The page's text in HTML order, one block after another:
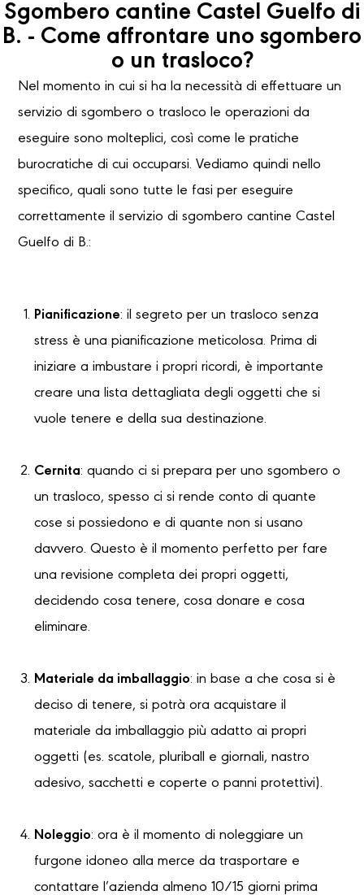
Sgombero cantine Castel Guelfo di
B. - Come affrontare uno sgombero
o un trasloco?
Nel momento in cui si ha la necessità di effettuare un
servizio di sgombero o trasloco le operazioni da
eseguire sono molteplici, così come le pratiche
burocratiche di cui occuparsi. Vediamo quindi nello
specifico, quali sono tutte le fasi per eseguire
correttamente il servizio di sgombero cantine Castel
Guelfo di B.:
Pianificazione: il segreto per un trasloco senza
stress è una pianificazione meticolosa. Prima di
iniziare a imbustare i propri ricordi, è importante
creare una lista dettagliata degli oggetti che si
vuole tenere e della sua destinazione.
Cernita: quando ci si prepara per uno sgombero o
un trasloco, spesso ci si rende conto di quante
cose si possiedono e di quante non si usano
davvero. Questo è il momento perfetto per fare
una revisione completa dei propri oggetti,
decidendo cosa tenere, cosa donare e cosa
eliminare.
Materiale da imballaggio: in base a che cosa si è
deciso di tenere, si potrà ora acquistare il
materiale da imballaggio più adatto ai propri
oggetti (es. scatole, pluriball e giornali, nastro
adesivo, sacchetti e coperte o panni protettivi).
Noleggio: ora è il momento di noleggiare un
furgone idoneo alla merce da trasportare e
contattare l’azienda almeno 10/15 giorni prima